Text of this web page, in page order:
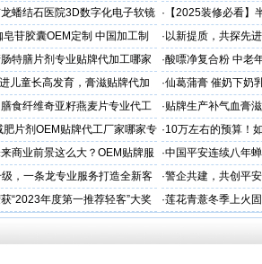
蟠结石医院3D数字化电子软镜 · 【2025装修必看
你省下3万冤枉钱！
苷胶囊OEM定制 中国加工制
· 以新提质，共探先
特膳片剂专业贴牌代加工哪家
·酸嘌净复合粉 中老
儿童长高发育，膏滋贴牌代加
·仙葛蒲膏 催奶下奶
家
食纤维奇亚籽燕麦片专业代工
·贴牌生产补气血膏
片剂OEM贴牌代工厂家哪家专 ·10万左右的预算！
商业前景这么大？OEM贴牌服
·中国平安连续八年
品牌"
，一条龙专业服务打造全新客
·警企共建，共创平
人才专项培训
“2023年度第一推荐轻客”大奖 ·莲花青薏冬季上火
工厂